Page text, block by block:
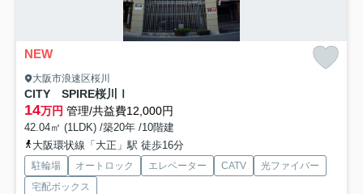
NEW
大阪市浪速区桜川
CITY SPIRE桜川Ⅰ
14万円 管理/共益費12,000円
42.04㎡ (1LDK) /築20年 /10階建
大阪環状線「大正」駅 徒歩16分
駐輪場 オートロック エレベーター CATV
光ファイバー
宅配ボックス